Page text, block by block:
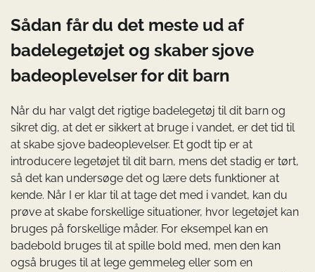
Sådan får du det meste ud af
badelegetøjet og skaber sjove
badeoplevelser for dit barn
Når du har valgt det rigtige badelegetøj til dit barn og
sikret dig, at det er sikkert at bruge i vandet, er det tid til
at skabe sjove badeoplevelser. Et godt tip er at
introducere legetøjet til dit barn, mens det stadig er tørt,
så det kan undersøge det og lære dets funktioner at
kende. Når I er klar til at tage det med i vandet, kan du
prøve at skabe forskellige situationer, hvor legetøjet kan
bruges på forskellige måder. For eksempel kan en
badebold bruges til at spille bold med, men den kan
også bruges til at lege gemmeleg eller som en